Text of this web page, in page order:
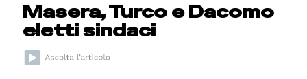
Masera, Turco e Dacomo
eletti sindaci